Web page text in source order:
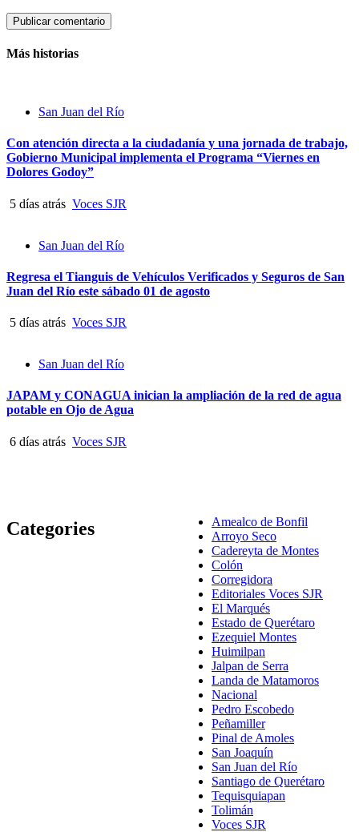
Más historias
San Juan del Río
Con atención directa a la ciudadanía y una jornada de trabajo,
Gobierno Municipal implementa el Programa “Viernes en
Dolores Godoy”
5 días atrás Voces SJR
San Juan del Río
Regresa el Tianguis de Vehículos Verificados y Seguros de San
Juan del Río este sábado 01 de agosto
5 días atrás Voces SJR
San Juan del Río
JAPAM y CONAGUA inician la ampliación de la red de agua
potable en Ojo de Agua
6 días atrás Voces SJR
Categories
Amealco de Bonfil
Arroyo Seco
Cadereyta de Montes
Colón
Corregidora
Editoriales Voces SJR
El Marqués
Estado de Querétaro
Ezequiel Montes
Huimilpan
Jalpan de Serra
Landa de Matamoros
Nacional
Pedro Escobedo
Peñamiller
Pinal de Amoles
San Joaquín
San Juan del Río
Santiago de Querétaro
Tequisquiapan
Tolimán
Voces SJR